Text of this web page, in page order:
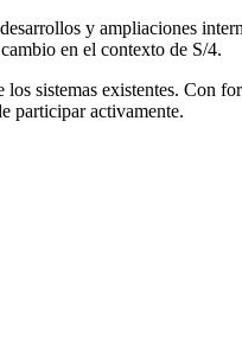
y ampliaciones
en el contexto de S/4.
sistemas existentes. Con
participar activamente.